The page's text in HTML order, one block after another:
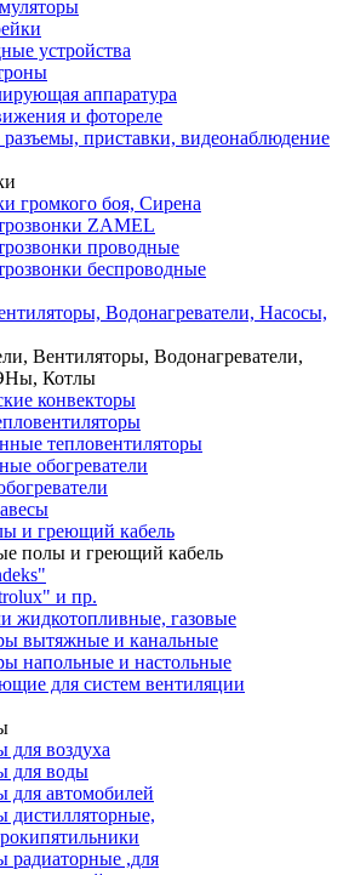
устройства
аппаратура
и фотореле
приставки, видеонаблюдение
громкого боя, Сирена
ZAMEL
проводные
беспроводные
Водонагреватели, Насосы,
Вентиляторы, Водонагреватели,
Котлы
конвекторы
тепловентиляторы
обогреватели
и греющий кабель
полы и греющий кабель
и пр.
жидкотопливные, газовые
вытяжные и канальные
напольные и настольные
для систем вентиляции
воздуха
для воды
автомобилей
,для